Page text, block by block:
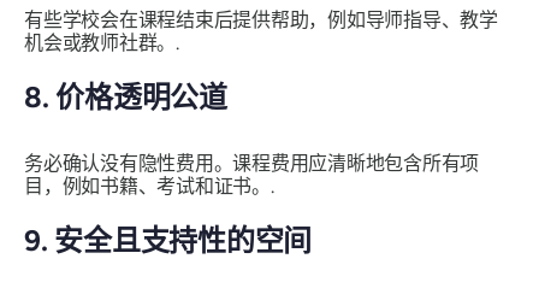
有些学校会在课程结束后提供帮助，例如导师指导、教学
机会或教师社群。.
8. 价格透明公道
务必确认没有隐性费用。课程费用应清晰地包含所有项
目，例如书籍、考试和证书。.
9. 安全且支持性的空间